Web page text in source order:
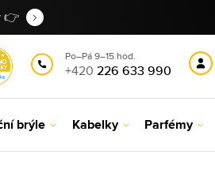
👉
Po–Pá 9–15 hod.
+420 226 633 990
brýle Kabelky Parfémy